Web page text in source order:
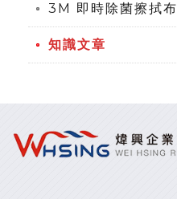
3M 即時除菌擦拭布
知識文章